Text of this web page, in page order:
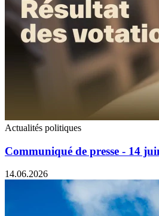
Actualités politiques
Communiqué de presse - 14
14.06.2026